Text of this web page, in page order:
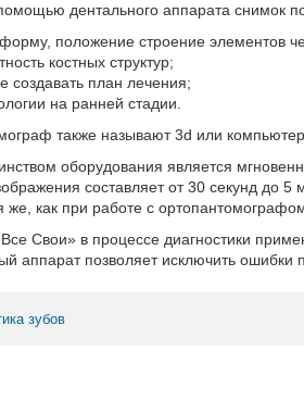
дентального аппарата снимок
положение строение элементов
костных структур;
создавать план лечения;
на ранней стадии.
также называют 3d или
оборудования является
составляет от 30 секунд до
же, как при работе с
Свои» в процессе диагностики
аппарат позволяет исключить ошибки
зубов